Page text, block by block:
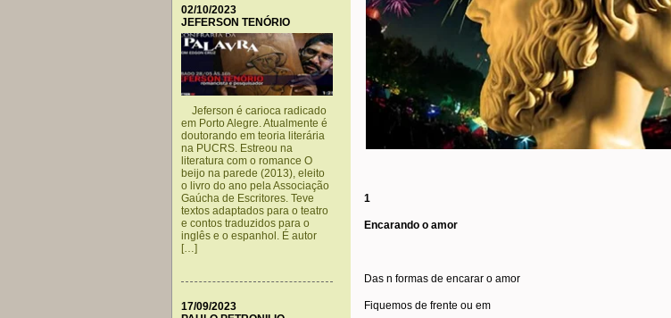
02/10/2023
JEFERSON TENÓRIO
Jeferson é carioca radicado
em Porto Alegre. Atualmente é
doutorando em teoria literária
na PUCRS. Estreou na
literatura com o romance O
beijo na parede (2013), eleito
o livro do ano pela Associação
Gaúcha de Escritores. Teve
textos adaptados para o teatro
e contos traduzidos para o
inglês e o espanhol. É autor
[…]
17/09/2023
1
Encarando o amor
Das n formas de encarar o amor
Fiquemos de frente ou em